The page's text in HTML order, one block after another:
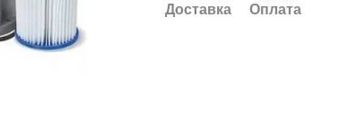
Доставка Оплата